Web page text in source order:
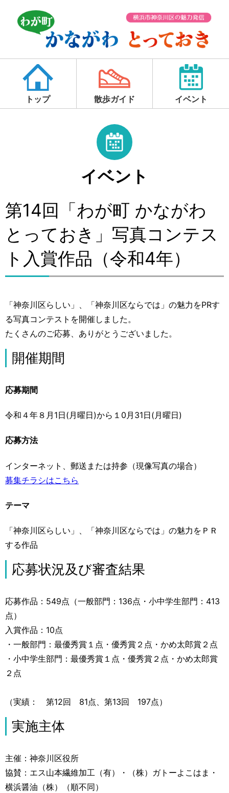
トップ 散歩ガイド イベント
イベント
第14回「わが町 かながわ
とっておき」写真コンテス
ト入賞作品（令和4年）
「神奈川区らしい」、「神奈川区ならでは」の魅力をPRす
る写真コンテストを開催しました。
たくさんのご応募、ありがとうございました。
開催期間
応募期間
令和４年８月1日(月曜日)から１0月31日(月曜日)
応募方法
インターネット、郵送または持参（現像写真の場合）
募集チラシはこちら
テーマ
「神奈川区らしい」、「神奈川区ならでは」の魅力をＰＲ
する作品
応募状況及び審査結果
応募作品：549点（一般部門：136点・小中学生部門：413
点）
入賞作品：10点
・一般部門：最優秀賞１点・優秀賞２点・かめ太郎賞２点
・小中学生部門：最優秀賞１点・優秀賞２点・かめ太郎賞
２点
（実績： 第12回 81点、第13回 197点）
実施主体
主催：神奈川区役所
協賛：エス山本繊維加工（有）・（株）ガトーよこはま・
横浜醤油（株）（順不同）